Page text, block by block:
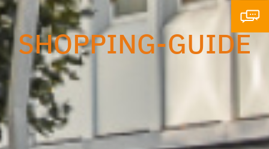
SHOPPING-GUIDE